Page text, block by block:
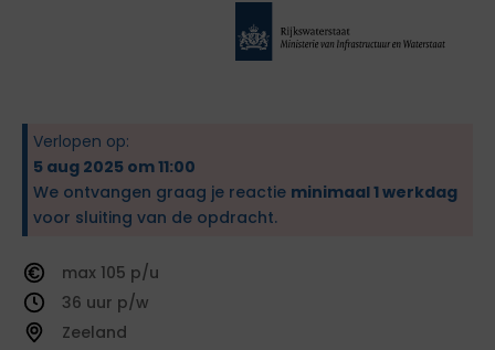
Verlopen op:
5 aug 2025 om 11:00
We ontvangen graag je reactie minimaal 1 werkdag
voor sluiting van de opdracht.
105
36
Zeeland